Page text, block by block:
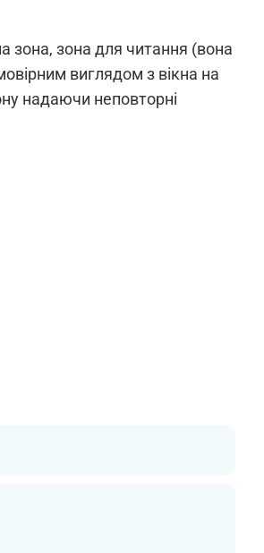
зона, зона для читання (вона
виглядом з вікна на
надаючи неповторні